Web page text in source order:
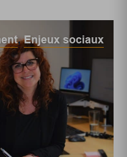
,Enjeux sociaux